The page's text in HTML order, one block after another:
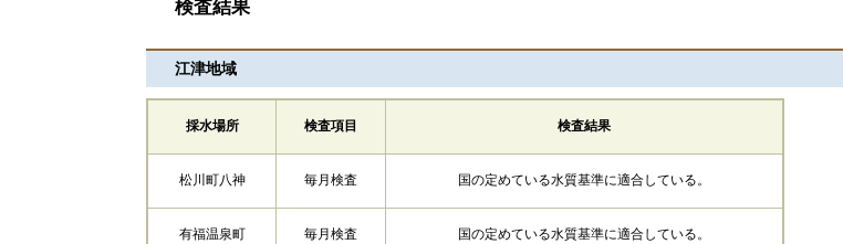
検査結果
江津地域
採水場所 検査項目 検査結果
松川町八神 毎月検査 国の定めている水質基準に適合している。
有福温泉町 毎月検査 国の定めている水質基準に適合している。